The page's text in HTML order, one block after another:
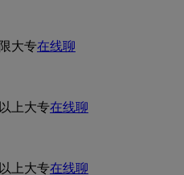
大专在线聊
上大专在线聊
上大专在线聊